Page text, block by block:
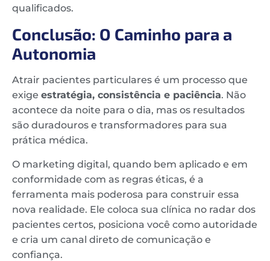
qualificados.
Conclusão: O Caminho para a
Autonomia
Atrair pacientes particulares é um processo que
exige estratégia, consistência e paciência. Não
acontece da noite para o dia, mas os resultados
são duradouros e transformadores para sua
prática médica.
O marketing digital, quando bem aplicado e em
conformidade com as regras éticas, é a
ferramenta mais poderosa para construir essa
nova realidade. Ele coloca sua clínica no radar dos
pacientes certos, posiciona você como autoridade
e cria um canal direto de comunicação e
confiança.